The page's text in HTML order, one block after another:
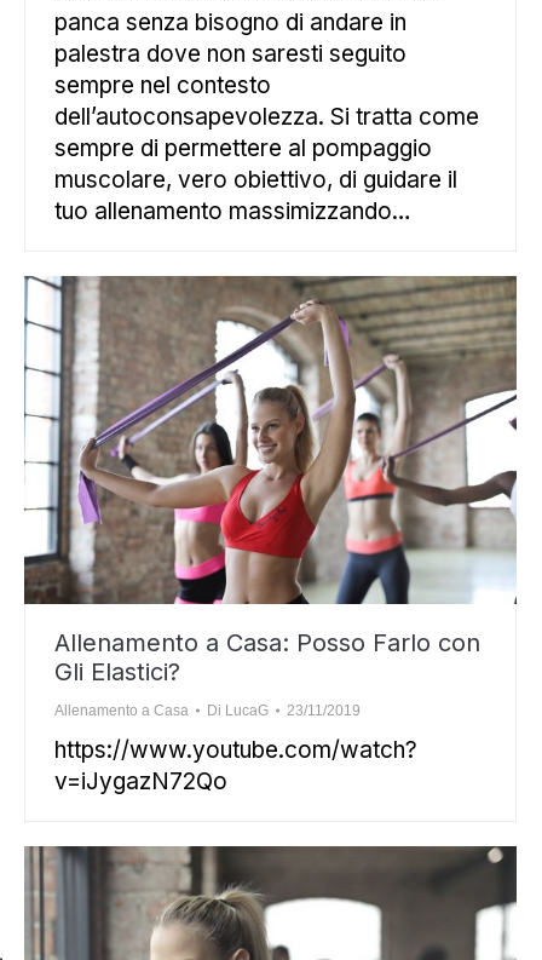
panca senza bisogno di andare in
palestra dove non saresti seguito
sempre nel contesto
dell’autoconsapevolezza. Si tratta come
sempre di permettere al pompaggio
muscolare, vero obiettivo, di guidare il
tuo allenamento massimizzando…
Allenamento a Casa: Posso Farlo con
Gli Elastici?
Allenamento a Casa Di LucaG 23/11/2019
https://www.youtube.com/watch?
v=iJygazN72Qo